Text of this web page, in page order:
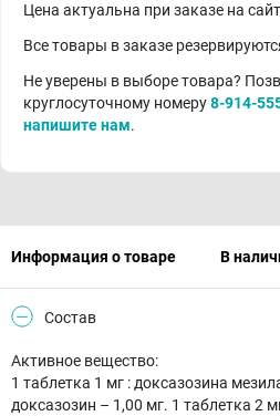
Цена актуальна при заказе на
Все товары в заказе
Не уверены в выборе товара?
круглосуточному номеру8-914-
напишите нам.
Информация о товаре В
Состав
Активное вещество:
1 таблетка 1 мг : доксазозина
доксазозин – 1,00 мг. 1 таблетка 2